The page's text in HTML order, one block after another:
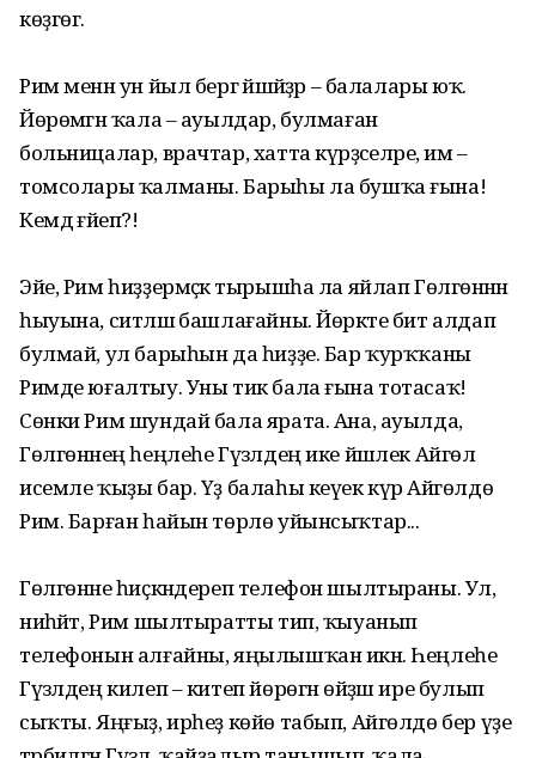
көҙгөгә.
Рим менән ун йыл бергә йәшәйҙәр – балалары юҡ.
Йөрөмәгән ҡала – ауылдар, булмаған
больницалар, врачтар, хатта күрәҙәселәре, им –
томсолары ҡалманы. Барыһы ла бушҡа ғына!
Кемдә ғәйеп?!
Эйе, Рим һиҙҙермәҫкә тырышһа ла яйлап Гөлгөнәнән
һыуына, ситләшә башлағайны. Йөрәкте бит алдап
булмай, ул барыһын да һиҙҙе. Бар ҡурҡҡаны
Римде юғалтыу. Уны тик бала ғына тотасаҡ!
Сөнки Рим шундай бала ярата. Ана, ауылда,
Гөлгөнәнең һеңлеһе Гүзәлдең ике йәшлек Айгөл
исемле ҡыҙы бар. Үҙ балаһы кеүек күрә Айгөлдө
Рим. Барған һайын төрлө уйынсыҡтар...
Гөлгөнәне һиҫкәндереп телефон шылтыраны. Ул,
ниһәйәт, Рим шылтыратты тип, ҡыуанып
телефонын алғайны, яңылышҡан икән. Һеңлеһе
Гүзәлдең килеп – китеп йөрөгән өйҙәш ире булып
сыҡты. Яңғыҙ, ирһеҙ көйө табып, Айгөлдө бер үҙе